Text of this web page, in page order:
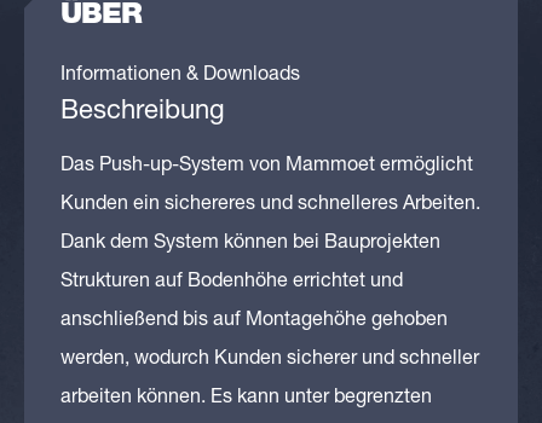
ÜBER
Informationen & Downloads
Beschreibung
Das Push-up-System von Mammoet ermöglicht
Kunden ein sichereres und schnelleres Arbeiten.
Dank dem System können bei Bauprojekten
Strukturen auf Bodenhöhe errichtet und
anschließend bis auf Montagehöhe gehoben
werden, wodurch Kunden sicherer und schneller
arbeiten können. Es kann unter begrenzten